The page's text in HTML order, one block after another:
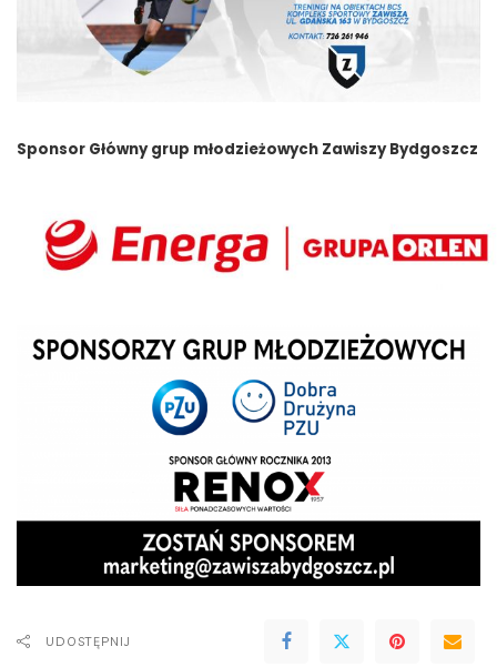
Sponsor Główny grup młodzieżowych Zawiszy Bydgoszcz
UDOSTĘPNIJ